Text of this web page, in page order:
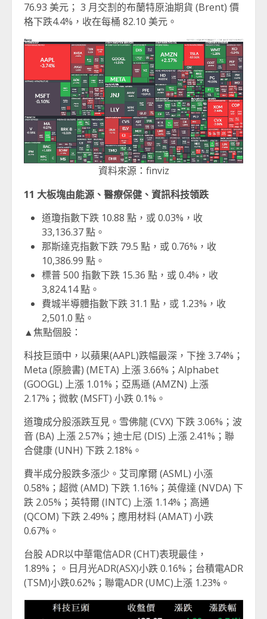
76.93 美元； 3 月交割的布蘭特原油期貨 (Brent) 價
格下跌4.4%，收在每桶 82.10 美元。
資料來源：finviz
11 大板塊由能源、醫療保健、資訊科技領跌
道瓊指數下跌 10.88 點，或 0.03%，收
33,136.37 點。
那斯達克指數下跌 79.5 點，或 0.76%，收
10,386.99 點。
標普 500 指數下跌 15.36 點，或 0.4%，收
3,824.14 點。
費城半導體指數下跌 31.1 點，或 1.23%，收
2,501.0 點。
▲焦點個股：
科技巨頭中，以蘋果(AAPL)跌幅最深，下挫 3.74%；
Meta (原臉書) (META) 上漲 3.66%；Alphabet
(GOOGL) 上漲 1.01%；亞馬遜 (AMZN) 上漲
2.17%；微軟 (MSFT) 小跌 0.1%。
道瓊成分股漲跌互見。雪佛龍 (CVX) 下跌 3.06%；波
音 (BA) 上漲 2.57%；迪士尼 (DIS) 上漲 2.41%；聯
合健康 (UNH) 下跌 2.18%。
費半成分股跌多漲少。艾司摩爾 (ASML) 小漲
0.58%；超微 (AMD) 下跌 1.16%；英偉達 (NVDA) 下
跌 2.05%；英特爾 (INTC) 上漲 1.14%；高通
(QCOM) 下跌 2.49%；應用材料 (AMAT) 小跌
0.67%。
台股 ADR以中華電信ADR (CHT)表現最佳，
1.89%；。日月光ADR(ASX)小跌 0.16%；台積電ADR
(TSM)小跌0.62%；聯電ADR (UMC)上漲 1.23%。